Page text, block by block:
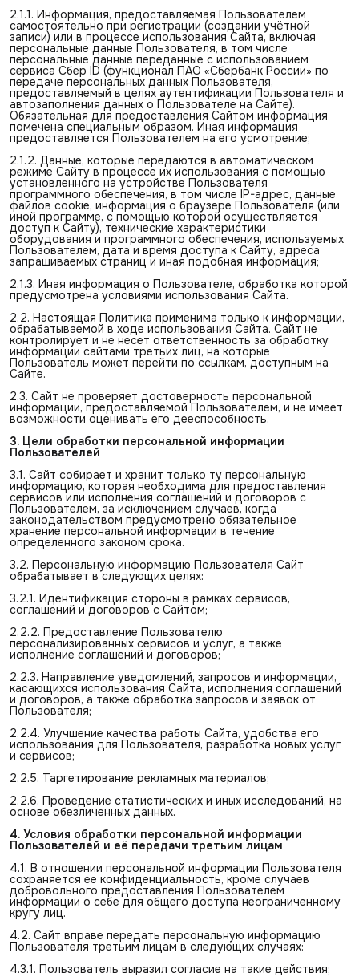
2.1.1. Информация, предоставляемая Пользователем
самостоятельно при регистрации (создании учётной
записи) или в процессе использования Сайта, включая
персональные данные Пользователя, в том числе
персональные данные переданные с использованием
сервиса Сбер ID (функционал ПАО «Сбербанк России» по
передаче персональных данных Пользователя,
предоставляемый в целях аутентификации Пользователя и
автозаполнения данных о Пользователе на Сайте).
Обязательная для предоставления Сайтом информация
помечена специальным образом. Иная информация
предоставляется Пользователем на его усмотрение;
2.1.2. Данные, которые передаются в автоматическом
режиме Сайту в процессе их использования с помощью
установленного на устройстве Пользователя
программного обеспечения, в том числе IP-адрес, данные
файлов cookie, информация о браузере Пользователя (или
иной программе, с помощью которой осуществляется
доступ к Сайту), технические характеристики
оборудования и программного обеспечения, используемых
Пользователем, дата и время доступа к Сайту, адреса
запрашиваемых страниц и иная подобная информация;
2.1.3. Иная информация о Пользователе, обработка которой
предусмотрена условиями использования Сайта.
2.2. Настоящая Политика применима только к информации,
обрабатываемой в ходе использования Сайта. Сайт не
контролирует и не несет ответственность за обработку
информации сайтами третьих лиц, на которые
Пользователь может перейти по ссылкам, доступным на
Сайте.
2.3. Сайт не проверяет достоверность персональной
информации, предоставляемой Пользователем, и не имеет
возможности оценивать его дееспособность.
3. Цели обработки персональной информации
Пользователей
3.1. Сайт собирает и хранит только ту персональную
информацию, которая необходима для предоставления
сервисов или исполнения соглашений и договоров с
Пользователем, за исключением случаев, когда
законодательством предусмотрено обязательное
хранение персональной информации в течение
определенного законом срока.
3.2. Персональную информацию Пользователя Сайт
обрабатывает в следующих целях:
3.2.1. Идентификация стороны в рамках сервисов,
соглашений и договоров с Сайтом;
2.2.2. Предоставление Пользователю
персонализированных сервисов и услуг, а также
исполнение соглашений и договоров;
2.2.3. Направление уведомлений, запросов и информации,
касающихся использования Сайта, исполнения соглашений
и договоров, а также обработка запросов и заявок от
Пользователя;
2.2.4. Улучшение качества работы Сайта, удобства его
использования для Пользователя, разработка новых услуг
и сервисов;
2.2.5. Таргетирование рекламных материалов;
2.2.6. Проведение статистических и иных исследований, на
основе обезличенных данных.
4. Условия обработки персональной информации
Пользователей и её передачи третьим лицам
4.1. В отношении персональной информации Пользователя
сохраняется ее конфиденциальность, кроме случаев
добровольного предоставления Пользователем
информации о себе для общего доступа неограниченному
кругу лиц.
4.2. Сайт вправе передать персональную информацию
Пользователя третьим лицам в следующих случаях:
4.3.1. Пользователь выразил согласие на такие действия;